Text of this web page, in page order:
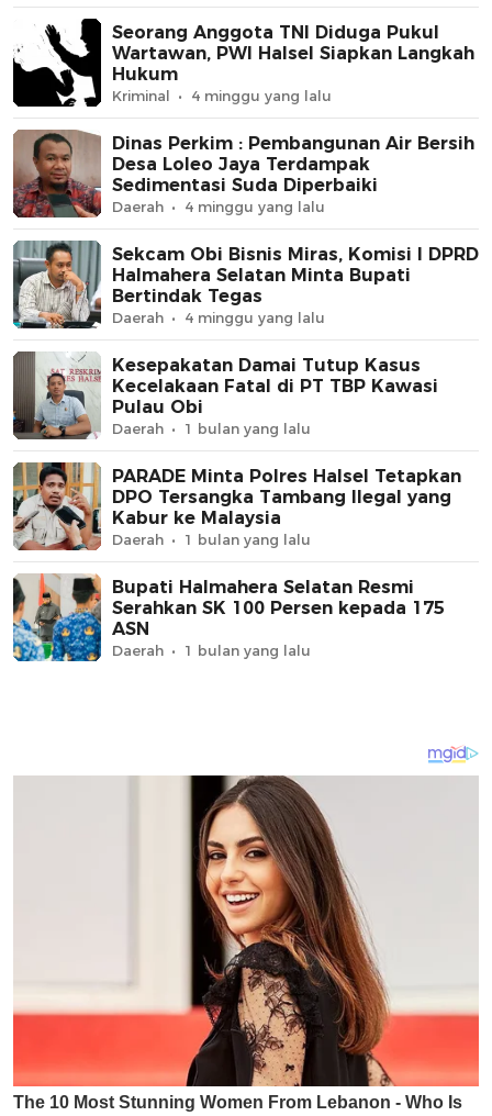
Seorang Anggota TNI Diduga Pukul
Wartawan, PWI Halsel Siapkan Langkah
Hukum
Kriminal 4 minggu yang lalu
Dinas Perkim : Pembangunan Air Bersih
Desa Loleo Jaya Terdampak
Sedimentasi Suda Diperbaiki
Daerah 4 minggu yang lalu
Sekcam Obi Bisnis Miras, Komisi I DPRD
Halmahera Selatan Minta Bupati
Bertindak Tegas
Daerah 4 minggu yang lalu
Kesepakatan Damai Tutup Kasus
Kecelakaan Fatal di PT TBP Kawasi
Pulau Obi
Daerah 1 bulan yang lalu
PARADE Minta Polres Halsel Tetapkan
DPO Tersangka Tambang Ilegal yang
Kabur ke Malaysia
Daerah 1 bulan yang lalu
Bupati Halmahera Selatan Resmi
Serahkan SK 100 Persen kepada 175
ASN
Daerah 1 bulan yang lalu